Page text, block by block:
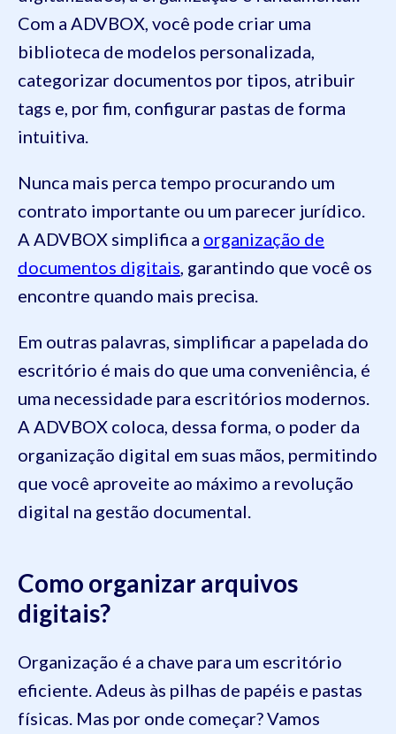
Com a ADVBOX, você pode criar uma
biblioteca de modelos personalizada,
categorizar documentos por tipos, atribuir
tags e, por fim, configurar pastas de forma
intuitiva.
Nunca mais perca tempo procurando um
contrato importante ou um parecer jurídico.
A ADVBOX simplifica a organização de
documentos digitais , garantindo que você os
encontre quando mais precisa.
Em outras palavras, simplificar a papelada do
escritório é mais do que uma conveniência, é
uma necessidade para escritórios modernos.
A ADVBOX coloca, dessa forma, o poder da
organização digital em suas mãos, permitindo
que você aproveite ao máximo a revolução
digital na gestão documental.
Como organizar arquivos
digitais?
Organização é a chave para um escritório
eficiente. Adeus às pilhas de papéis e pastas
físicas. Mas por onde começar? Vamos